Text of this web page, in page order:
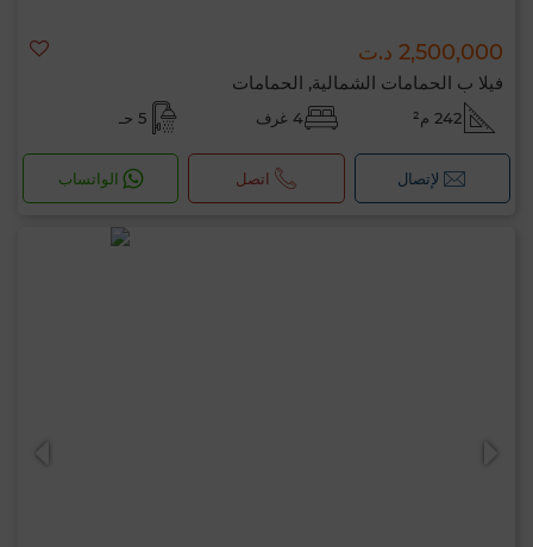
2,500,000 د.ت
فيلا ب الحمامات الشمالية, الحمامات
242 م² 4 غرف 5 حـ
لإتصال اتصل الواتساب